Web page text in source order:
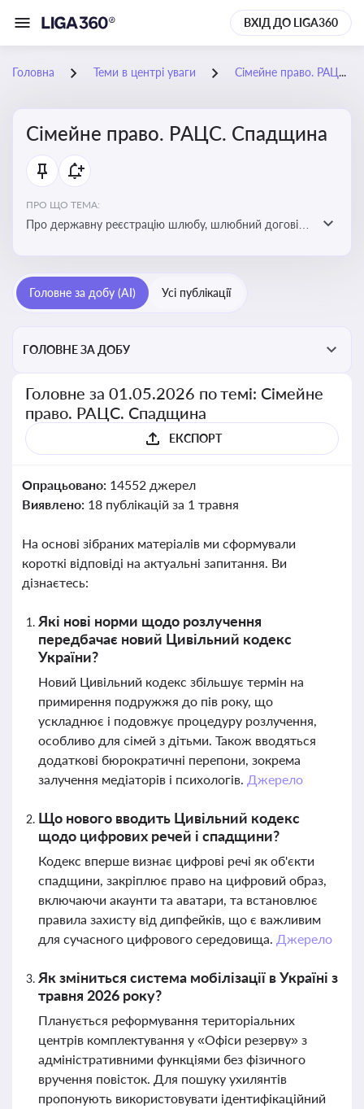
ВХІД ДО LIGA360
Головна Теми в центрі уваги Сімейне право. РАЦС. Спадщина
Сімейне право. РАЦС. Спадщина
ПРО ЩО ТЕМА:
Про державну реєстрацію шлюбу, шлюбний договір,
прийомну сім’ю, визнання недієздатності,
позбавлення батьківських прав, виховання дитини,
Головне за добу (AI) Усі публікації
ГОЛОВНЕ ЗА ДОБУ
Головне за 01.05.2026 по темі: Сімейне
право. РАЦС. Спадщина
ЕКСПОРТ
Опрацьовано: 14552 джерел
Виявлено: 18 публікацій за 1 травня
На основі зібраних матеріалів ми сформували
короткі відповіді на актуальні запитання. Ви
дізнаєтесь:
Які нові норми щодо розлучення
передбачає новий Цивільний кодекс
України?
Новий Цивільний кодекс збільшує термін на
примирення подружжя до пів року, що
ускладнює і подовжує процедуру розлучення,
особливо для сімей з дітьми. Також вводяться
додаткові бюрократичні перепони, зокрема
залучення медіаторів і психологів. Джерело
Що нового вводить Цивільний кодекс
щодо цифрових речей і спадщини?
Кодекс вперше визнає цифрові речі як об'єкти
спадщини, закріплює право на цифровий образ,
включаючи акаунти та аватари, та встановлює
правила захисту від дипфейків, що є важливим
для сучасного цифрового середовища. Джерело
Як зміниться система мобілізації в Україні з
травня 2026 року?
Планується реформування територіальних
центрів комплектування у «Офіси резерву» з
адміністративними функціями без фізичного
вручення повісток. Для пошуку ухилянтів
пропонують використовувати ідентифікаційний